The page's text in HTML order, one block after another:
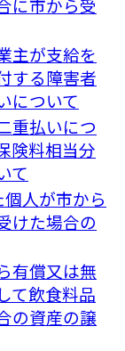
に市から受
主が支給を
する障害者
について
重払いにつ
険料相当分
て
人が市から
けた場合の
有償又は無
て飲食料品
の資産の譲